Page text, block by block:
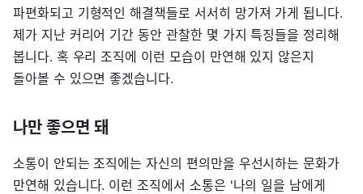
파편화되고 기형적인 해결책들로 서서히 망가져 가게 됩니다.
제가 지난 커리어 기간 동안 관찰한 몇 가지 특징들을 정리해
봅니다. 혹 우리 조직에 이런 모습이 만연해 있지 않은지
돌아볼 수 있으면 좋겠습니다.
나만 좋으면 돼
소통이 안되는 조직에는 자신의 편의만을 우선시하는 문화가
만연해 있습니다. 이런 조직에서 소통은 '나의 일을 남에게